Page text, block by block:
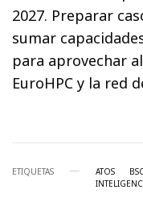
2027. Preparar
sumar
para aprovechar
EuroHPC y la red
ETIQUETAS ATOS